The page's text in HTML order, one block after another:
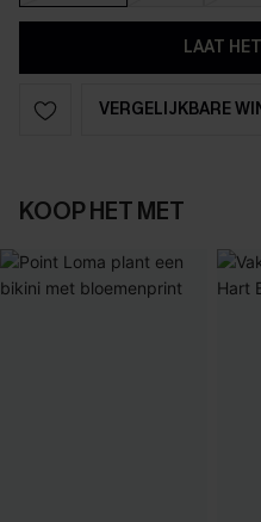
LAAT
VERGELIJKBARE
KOOP HET MET